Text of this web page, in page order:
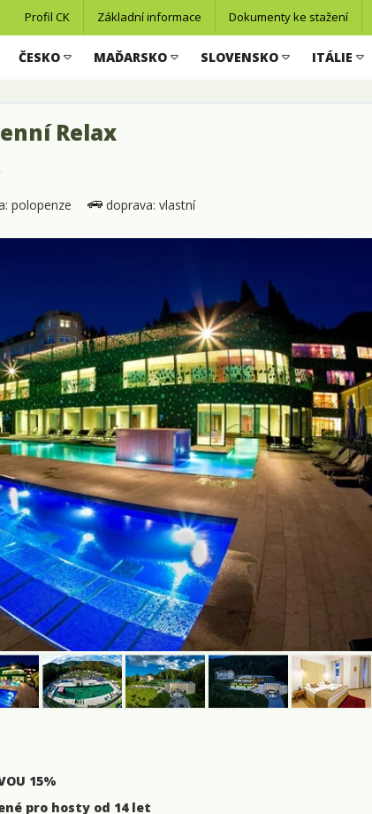
Profil CK Základní informace Dokumenty ke stažení
ČESKO MAĎARSKO SLOVENSKO ITÁLIE
Relax
polopenze doprava: vlastní
15%
pro hosty od 14 let